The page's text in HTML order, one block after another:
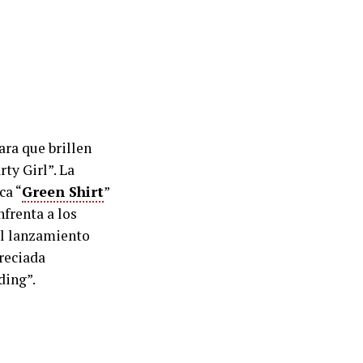
que brillen
Girl”. La
“Green Shirt”
a los
lanzamiento